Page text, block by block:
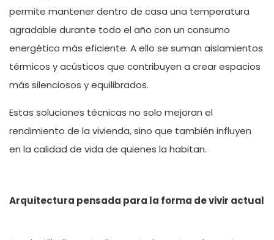
permite mantener dentro de casa una temperatura
agradable durante todo el año con un consumo
energético más eficiente. A ello se suman aislamientos
térmicos y acústicos que contribuyen a crear espacios
más silenciosos y equilibrados.
Estas soluciones técnicas no solo mejoran el
rendimiento de la vivienda, sino que también influyen
en la calidad de vida de quienes la habitan.
Arquitectura pensada para la forma de vivir actual